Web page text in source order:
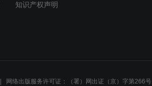
知识产权声明
网络出版服务许可证：（署）网出证（京）字第266号